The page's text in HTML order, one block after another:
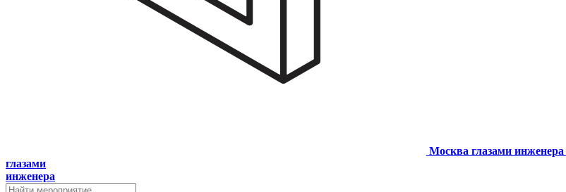
Москва глазами инженера
глазами
инженера